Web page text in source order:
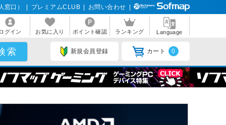
窓口） プレミアムCLUB お問い合わせ
ログイン お気に入り ポイント確認 ランキング Language
新規会員登録 カート 0